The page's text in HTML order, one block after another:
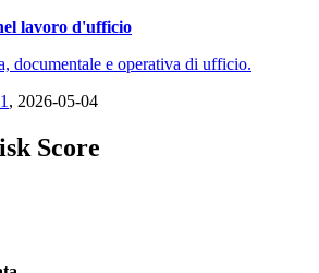
lavoro d'ufficio
documentale e operativa di ufficio.
, 2026-05-04
Score